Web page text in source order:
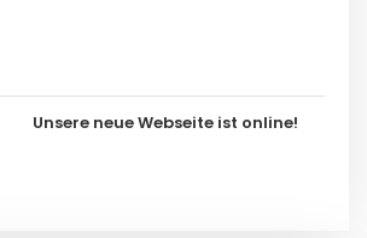
Unsere neue Webseite ist online!